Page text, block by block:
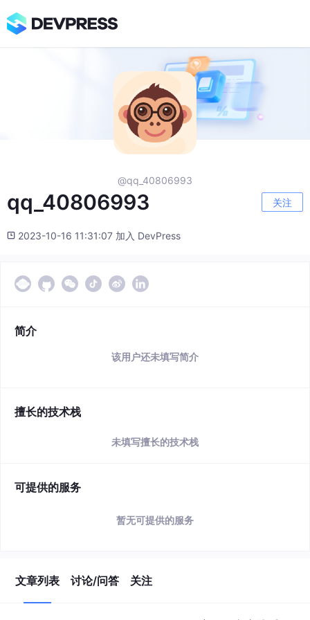
@qq_40806993
qq_40806993 关注
2023-10-16 11:31:07 加入 DevPress
简介
该用户还未填写简介
擅长的技术栈
未填写擅长的技术栈
可提供的服务
暂无可提供的服务
文章列表 讨论/问答 关注